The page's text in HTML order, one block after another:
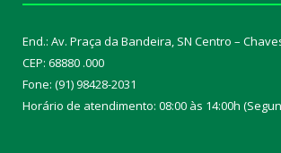
End.: Av. Praça da Bandeira, SN Centro –
CEP: 68880 .000
Fone: (91) 98428-2031
Horário de atendimento: 08:00 às 14:00h